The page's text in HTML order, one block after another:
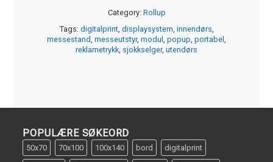
Category: Rollup
Tags: digitalprint, displaysystem innendørs
messestand messeutstyr, modul popup portabel
reklametrykk sjokkselger, utendørs
POPULÆRE SØKEORD
50x70 70x100 100x140 bord digitalprint